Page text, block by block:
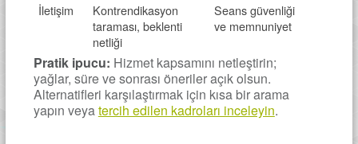
İletişim
Kontrendikasyon
taraması, beklenti
netliği
Seans güvenliği
ve memnuniyet
Pratik ipucu: Hizmet kapsamını netleştirin;
yağlar, süre ve sonrası öneriler açık olsun.
Alternatifleri karşılaştırmak için kısa bir arama
yapın veyatercih edilen kadroları inceleyin.